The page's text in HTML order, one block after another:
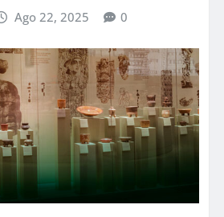
Ago 22, 2025 0